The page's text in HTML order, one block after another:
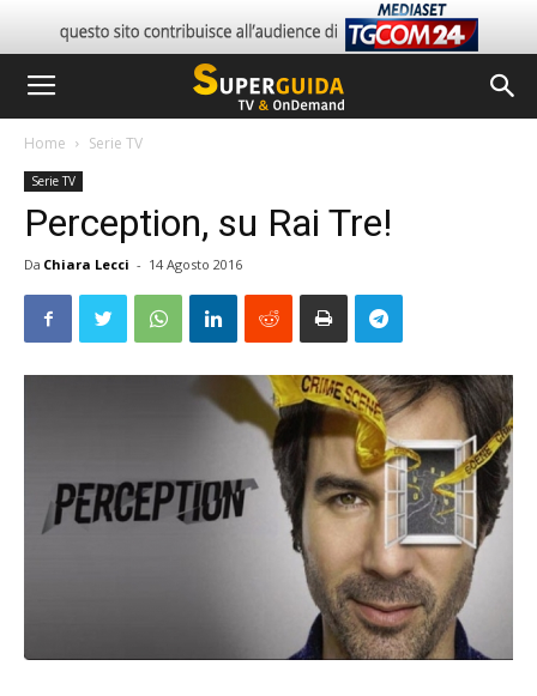
Home Serie TV
Serie TV
Perception, su Rai Tre!
Da Chiara Lecci - 14 Agosto 2016